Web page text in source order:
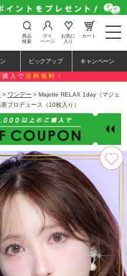
t
o
e
n
a
a
i
o
n
商品
検索
マイ
ページ
お気に
入り
カート
ピックアップ キャンペーン
入で 送料無料！
> ワンデー > Majette RELAX 1day（マジェ
プロデュース（10枚入り）